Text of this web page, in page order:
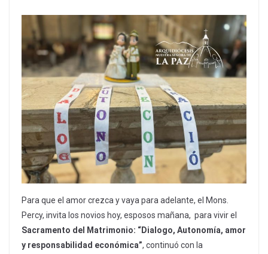
Para que el amor crezca y vaya para adelante, el Mons.
Percy, invita los novios hoy, esposos mañana, para vivir el
Sacramento del Matrimonio: “Dialogo, Autonomía, amor
y responsabilidad económica”, continuó con la